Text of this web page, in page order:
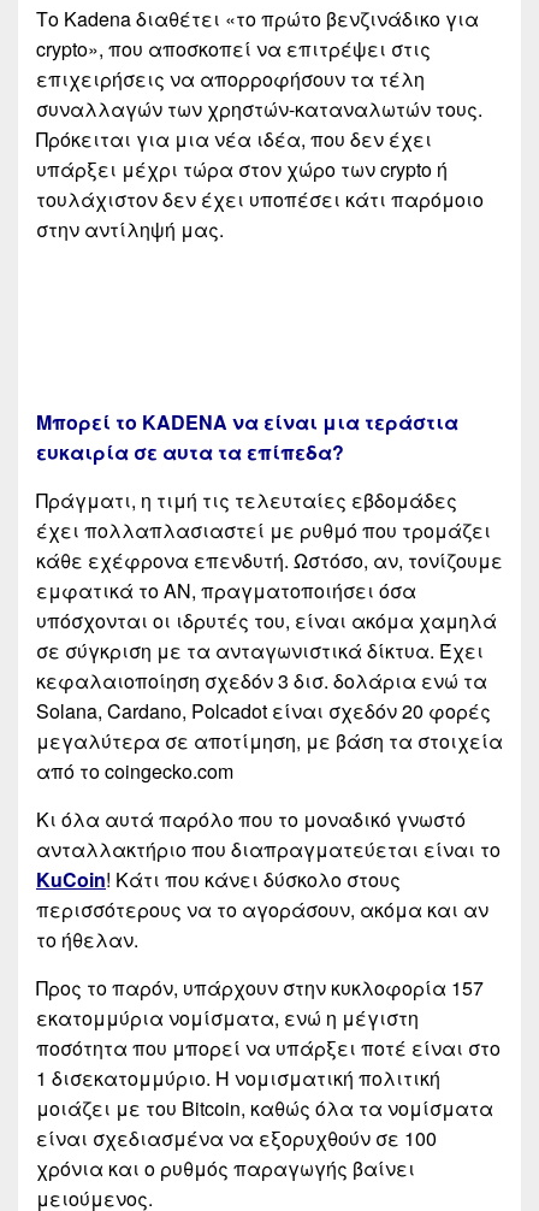
Το Kadena διαθέτει «το πρώτο βενζινάδικο για
crypto», που αποσκοπεί να επιτρέψει στις
επιχειρήσεις να απορροφήσουν τα τέλη
συναλλαγών των χρηστών-καταναλωτών τους.
Πρόκειται για μια νέα ιδέα, που δεν έχει
υπάρξει μέχρι τώρα στον χώρο των crypto ή
τουλάχιστον δεν έχει υποπέσει κάτι παρόμοιο
στην αντίληψή μας.
Μπορεί το KADENA να είναι μια τεράστια
ευκαιρία σε αυτα τα επίπεδα?
Πράγματι, η τιμή τις τελευταίες εβδομάδες
έχει πολλαπλασιαστεί με ρυθμό που τρομάζει
κάθε εχέφρονα επενδυτή. Ωστόσο, αν, τονίζουμε
εμφατικά το ΑΝ, πραγματοποιήσει όσα
υπόσχονται οι ιδρυτές του, είναι ακόμα χαμηλά
σε σύγκριση με τα ανταγωνιστικά δίκτυα. Έχει
κεφαλαιοποίηση σχεδόν 3 δισ. δολάρια ενώ τα
Solana, Cardano, Polcadot είναι σχεδόν 20 φορές
μεγαλύτερα σε αποτίμηση, με βάση τα στοιχεία
από το coingecko.com
Κι όλα αυτά παρόλο που το μοναδικό γνωστό
ανταλλακτήριο που διαπραγματεύεται είναι το
KuCoin! Κάτι που κάνει δύσκολο στους
περισσότερους να το αγοράσουν, ακόμα και αν
το ήθελαν.
Προς το παρόν, υπάρχουν στην κυκλοφορία 157
εκατομμύρια νομίσματα, ενώ η μέγιστη
ποσότητα που μπορεί να υπάρξει ποτέ είναι στο
1 δισεκατομμύριο. Η νομισματική πολιτική
μοιάζει με του Bitcoin, καθώς όλα τα νομίσματα
είναι σχεδιασμένα να εξορυχθούν σε 100
χρόνια και ο ρυθμός παραγωγής βαίνει
μειούμενος.